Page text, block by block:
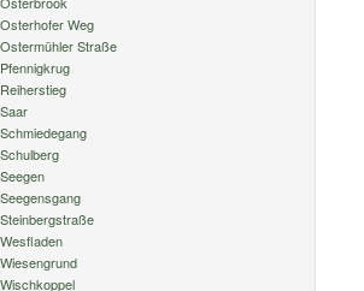
Weg
Straße